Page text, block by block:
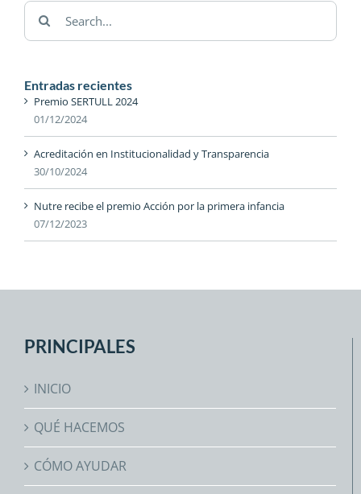
Search
for:
Entradas recientes
Premio SERTULL 2024
01/12/2024
Acreditación en Institucionalidad y Transparencia
30/10/2024
Nutre recibe el premio Acción por la primera infancia
07/12/2023
PRINCIPALES
INICIO
QUÉ HACEMOS
CÓMO AYUDAR